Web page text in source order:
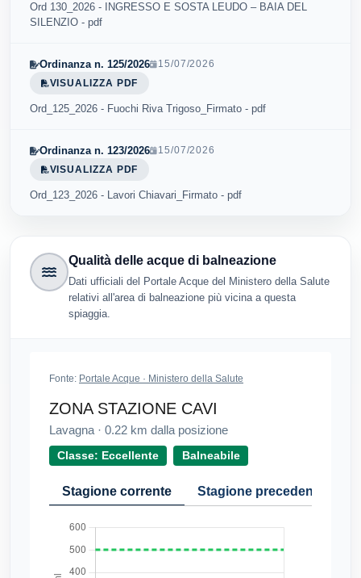
Ord 130_2026 - INGRESSO E SOSTA LEUDO – BAIA DEL
SILENZIO - pdf
Ordinanza n. 125/2026
15/07/2026
VISUALIZZA PDF
Ord_125_2026 - Fuochi Riva Trigoso_Firmato - pdf
Ordinanza n. 123/2026
15/07/2026
VISUALIZZA PDF
Ord_123_2026 - Lavori Chiavari_Firmato - pdf
Qualità delle acque di balneazione
Dati ufficiali del Portale Acque del Ministero della Salute
relativi all'area di balneazione più vicina a questa
spiaggia.
Fonte: Portale Acque · Ministero della Salute
ZONA STAZIONE CAVI
Lavagna · 0.22 km dalla posizione
Classe: Eccellente Balneabile
Stagione corrente Stagione precedente